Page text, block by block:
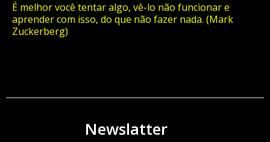
É melhor você tentar algo, vê-lo não funcionar e
aprender com isso, do que não fazer nada. (Mark
Zuckerberg)
Newslatter